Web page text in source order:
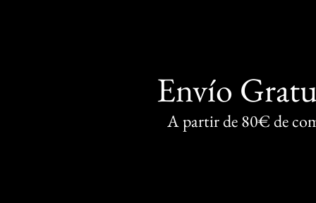
Envío
A partir de 80€ de